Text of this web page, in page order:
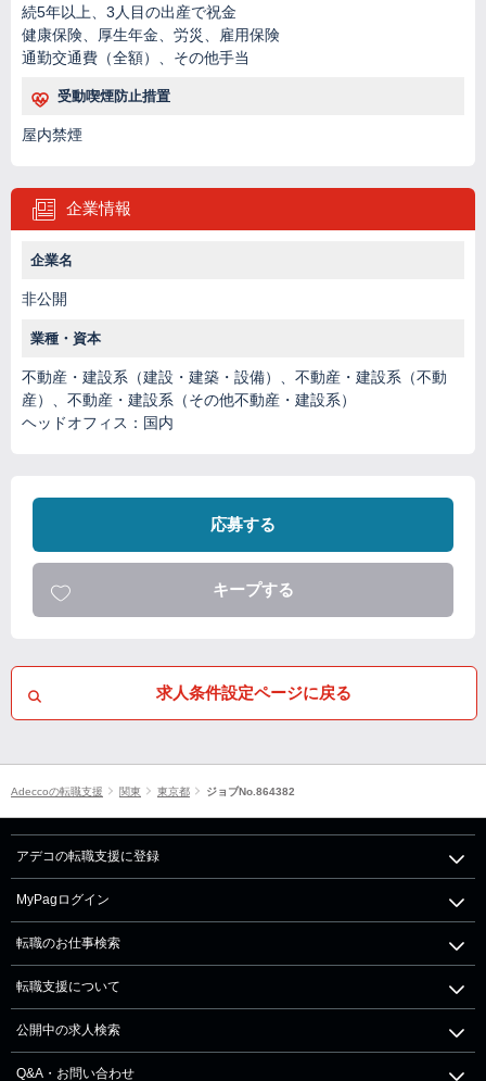
続5年以上、3人目の出産で祝金
健康保険、厚生年金、労災、雇用保険
通勤交通費（全額）、その他手当
受動喫煙防止措置
屋内禁煙
企業情報
企業名
非公開
業種・資本
不動産・建設系（建設・建築・設備）、不動産・建設系（不動
産）、不動産・建設系（その他不動産・建設系）
ヘッドオフィス：国内
応募する
キープする
求人条件設定ページに戻る
Adeccoの転職支援 関東 東京都 ジョブNo.864382
アデコの転職支援に登録
MyPagログイン
転職のお仕事検索
転職支援について
公開中の求人検索
Q&A・お問い合わせ